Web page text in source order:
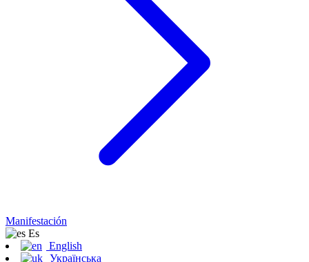
Manifestación
Es
English
Українська